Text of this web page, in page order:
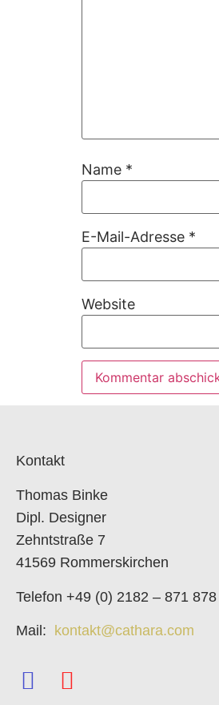
Name *
E-Mail-Adresse *
Website
Kontakt
Thomas Binke
Dipl. Designer
Zehntstraße 7
41569 Rommerskirchen
Telefon +49 (0) 2182 – 871 878
Mail: kontakt@cathara.com